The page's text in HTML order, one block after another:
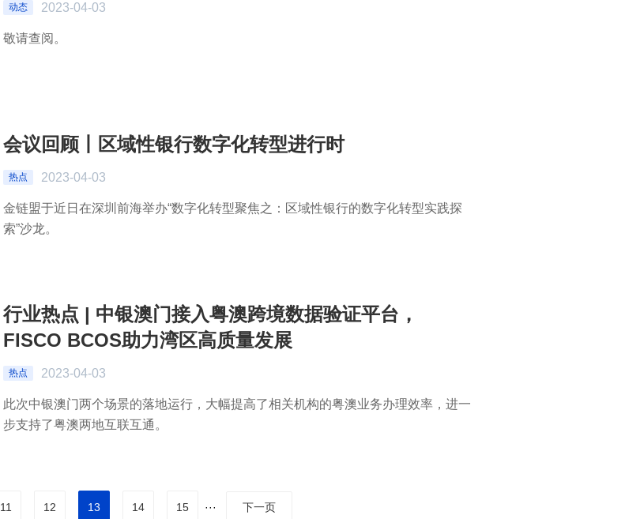
动态 2023-04-03
敬请查阅。
会议回顾丨区域性银行数字化转型进行时
热点 2023-04-03
金链盟于近日在深圳前海举办“数字化转型聚焦之：区域性银行的数字化转型实践探
索”沙龙。
行业热点 | 中银澳门接入粤澳跨境数据验证平台，
FISCO BCOS助力湾区高质量发展
热点 2023-04-03
此次中银澳门两个场景的落地运行，大幅提高了相关机构的粤澳业务办理效率，进一
步支持了粤澳两地互联互通。
11 12 13 14 15 ··· 下一页